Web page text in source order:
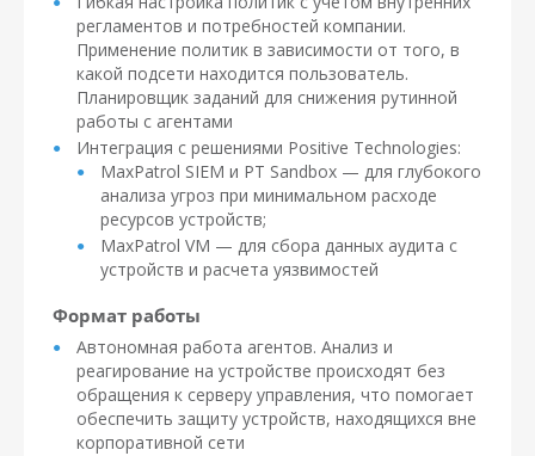
регламентов и потребностей компании.
Применение политик в зависимости от того, в
какой подсети находится пользователь.
Планировщик заданий для снижения рутинной
работы с агентами
Интеграция с решениями Positive Technologies:
MaxPatrol SIEM и PT Sandbox — для глубокого
анализа угроз при минимальном расходе
ресурсов устройств;
MaxPatrol VM — для сбора данных аудита с
устройств и расчета уязвимостей
Формат работы
Автономная работа агентов. Анализ и
реагирование на устройстве происходят без
обращения к серверу управления, что помогает
обеспечить защиту устройств, находящихся вне
корпоративной сети